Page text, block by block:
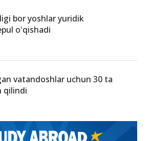
bor yoshlar yuridik
oʻqishadi
vatandoshlar uchun 30 ta
qilindi